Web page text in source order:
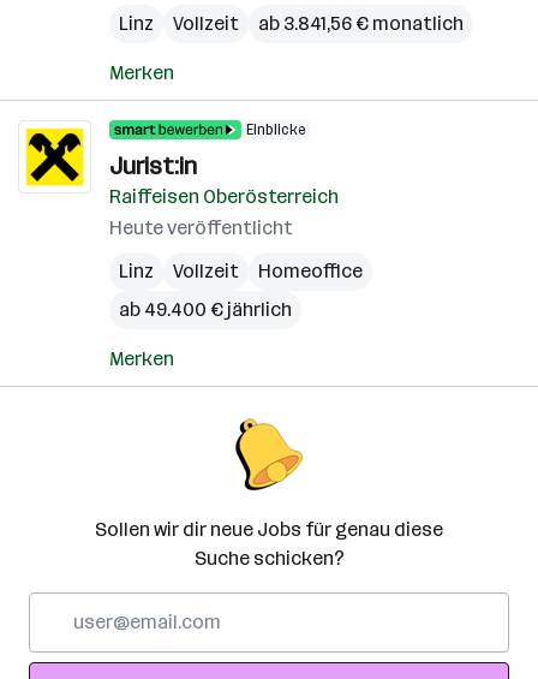
Linz
Vollzeit ab 3.841,56 € monatlich
Merken
Einblicke
Jurist:in
Raiffeisen Oberösterreich
Heute veröffentlicht
Linz
Vollzeit
Homeoffice
ab 49.400 € jährlich
Merken
Sollen wir dir neue Jobs für genau diese
Suche schicken?
Adresse